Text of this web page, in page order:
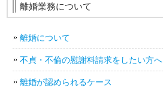
離婚業務について
離婚について
不貞・不倫の慰謝料請求をしたい方へ
離婚が認められるケース